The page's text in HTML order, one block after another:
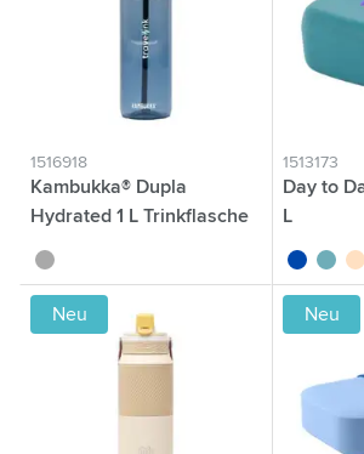
1516918
Kambukka® Dupla
Hydrated 1 L Trinkflasche
gris foncé
1513173
Day to
L
bleu cobalt
vert
Neu Neu